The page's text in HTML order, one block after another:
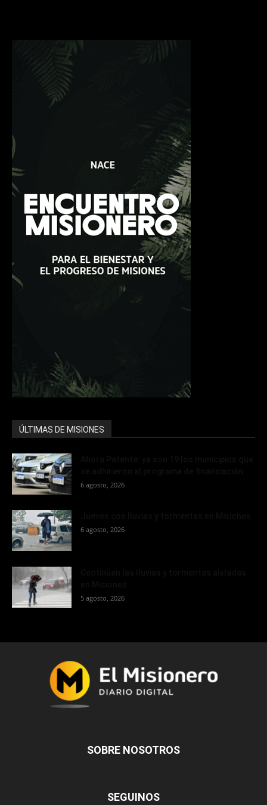
ÚLTIMAS DE MISIONES
6 agosto, 2026
6 agosto, 2026
5 agosto, 2026
SOBRE NOSOTROS
SEGUINOS